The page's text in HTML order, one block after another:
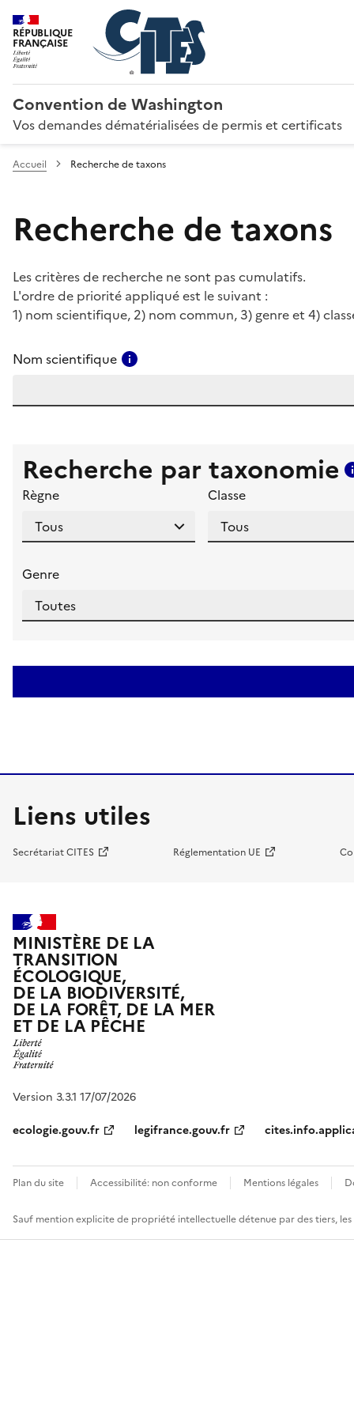
RÉPUBLIQUE
FRANÇAISE
Convention de Washington
Vos demandes dématérialisées de permis et certificats
Accueil Recherche de taxons
Recherche de taxons
Les critères de recherche ne sont pas cumulatifs.
L'ordre de priorité appliqué est le suivant :
1) nom scientifique, 2) nom commun, 3) genre et 4)
Nom scientifique
Recherche par taxonomie
Règne Classe
Genre
Liens utiles
Secrétariat CITES Réglementation UE
MINISTÈRE DE LA
TRANSITION
ÉCOLOGIQUE,
DE LA BIODIVERSITÉ,
DE LA FORÊT, DE LA MER
ET DE LA PÊCHE
Version 3.3.1 17/07/2026
ecologie.gouv.fr
legifrance.gouv.fr
Plan du site Accessibilité: non conforme Mentions légales
Sauf mention explicite de propriété intellectuelle détenue par des tiers,